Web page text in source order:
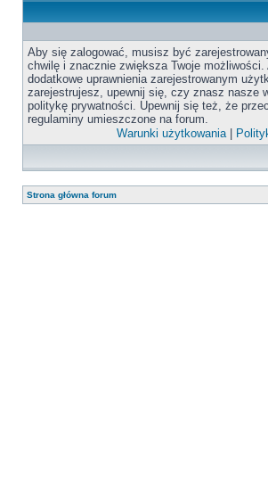
Aby się zalogować, musisz być
chwilę i znacznie zwiększa Twoje
dodatkowe uprawnienia zarejestrowanym
zarejestrujesz, upewnij się, czy znasz nasze
politykę prywatności. Upewnij się też, że
regulaminy umieszczone na forum.
Warunki użytkowania|
Strona główna forum